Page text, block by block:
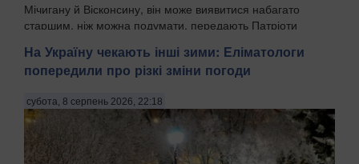
Мічигану й Вісконсину, він може виявитися набагато
старшим, ніж можна подумати, передають Патріоти
На Україну чекають інші зими: Еліматологи
попередили про різкі зміни погоди
субота, 8 серпень 2026, 22:18